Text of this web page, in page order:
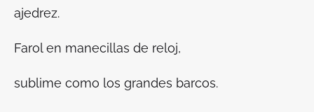
ajedrez.
Farol en manecillas de reloj,
sublime como los grandes barcos.